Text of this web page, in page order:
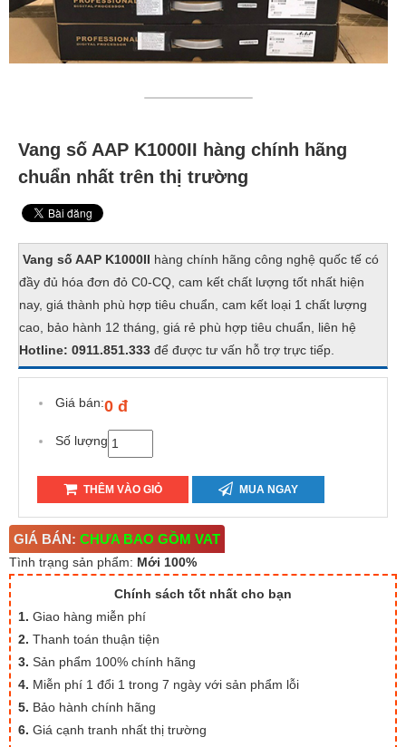
Vang số AAP K1000II hàng chính hãng
chuẩn nhất trên thị trường
Vang số AAP K1000II hàng chính hãng công nghệ quốc tế có
đầy đủ hóa đơn đỏ C0-CQ, cam kết chất lượng tốt nhất hiện
nay, giá thành phù hợp tiêu chuẩn, cam kết loại 1 chất lượng
cao, bảo hành 12 tháng, giá rẻ phù hợp tiêu chuẩn, liên hệ
Hotline: 0911.851.333 để được tư vấn hỗ trợ trực tiếp.
Giá bán:0 đ
Số lượng
THÊM VÀO GIỎ MUA NGAY
GIÁ BÁN: CHƯA BAO GỒM VAT
Tình trạng sản phẩm: Mới 100%
Chính sách tốt nhất cho bạn
1. Giao hàng miễn phí
2. Thanh toán thuận tiện
3. Sản phẩm 100% chính hãng
4. Miễn phí 1 đổi 1 trong 7 ngày với sản phẩm lỗi
5. Bảo hành chính hãng
6. Giá cạnh tranh nhất thị trường